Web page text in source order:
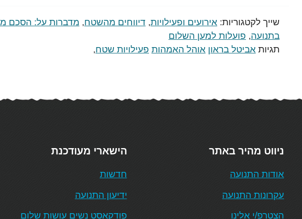
שייך לקטגוריות: אירועים ופעילויות, דיווחים מהשטח, מדברות על: הסכם
בתנועה, פועלות למען השלום
תגיות אביטל בראון אוהל האמהות פעילויות שטח,
ניווט מהיר באתר
אודות התנועה
עקרונות התנועה
הצטרפ/י אלינו
הישארי מעודכנת
חדשות
ידיעון התנועה
פודקאסט נשים עושות שלום